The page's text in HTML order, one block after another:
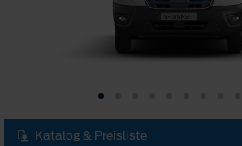
Katalog & Preisliste